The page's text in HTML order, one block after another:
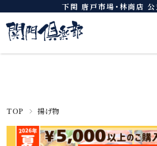
下関 唐戸市場･林商店 公
TOP 揚げ物